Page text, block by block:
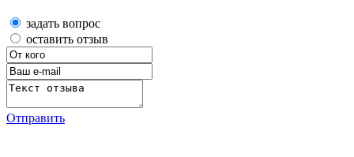
задать вопрос
оставить отзыв
Отправить